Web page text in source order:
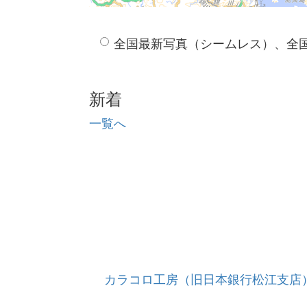
全国最新写真（シームレス）、全
新着
一覧へ
カラコロ工房（旧日本銀行松江支店